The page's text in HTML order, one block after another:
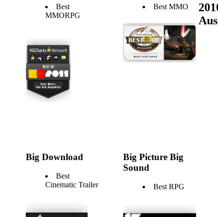
Best
MMORPG
Best MMO
Big Download
Best
Cinematic Trailer
Big Picture Big
Sound
Best RPG